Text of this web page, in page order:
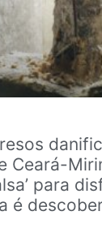
Ceará-
para
é